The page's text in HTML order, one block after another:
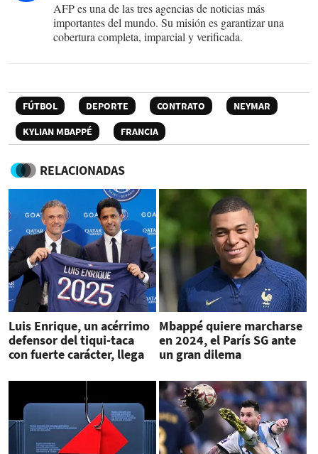
AFP es una de las tres agencias de noticias más
importantes del mundo. Su misión es garantizar una
cobertura completa, imparcial y verificada.
FÚTBOL DEPORTE CONTRATO
NEYMAR
KYLIAN MBAPPÉ
FRANCIA
RELACIONADAS
Luis Enrique, un acérrimo
defensor del tiqui-taca
con fuerte carácter, llega
Mbappé quiere marcharse
en 2024, el París SG ante
un gran dilema